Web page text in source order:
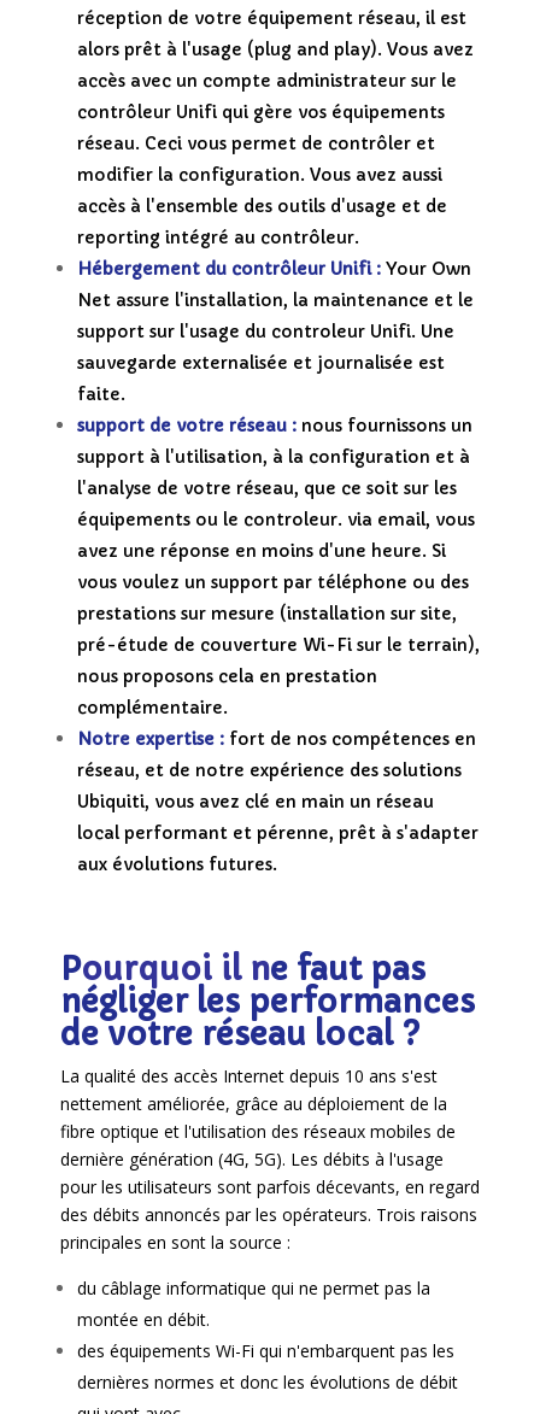
réception de votre équipement réseau, il est
alors prêt à l'usage (plug and play). Vous avez
accès avec un compte administrateur sur le
contrôleur Unifi qui gère vos équipements
réseau. Ceci vous permet de contrôler et
modifier la configuration. Vous avez aussi
accès à l'ensemble des outils d'usage et de
reporting intégré au contrôleur.
Hébergement du contrôleur Unifi : Your Own
Net assure l'installation, la maintenance et le
support sur l'usage du controleur Unifi. Une
sauvegarde externalisée et journalisée est
faite.
support de votre réseau : nous fournissons un
support à l'utilisation, à la configuration et à
l'analyse de votre réseau, que ce soit sur les
équipements ou le controleur. via email, vous
avez une réponse en moins d'une heure. Si
vous voulez un support par téléphone ou des
prestations sur mesure (installation sur site,
pré-étude de couverture Wi-Fi sur le terrain),
nous proposons cela en prestation
complémentaire.
Notre expertise : fort de nos compétences en
réseau, et de notre expérience des solutions
Ubiquiti, vous avez clé en main un réseau
local performant et pérenne, prêt à s'adapter
aux évolutions futures.
Pourquoi il ne faut pas
négliger les performances
de votre réseau local ?
La qualité des accès Internet depuis 10 ans s'est
nettement améliorée, grâce au déploiement de la
fibre optique et l'utilisation des réseaux mobiles de
dernière génération (4G, 5G). Les débits à l'usage
pour les utilisateurs sont parfois décevants, en regard
des débits annoncés par les opérateurs. Trois raisons
principales en sont la source :
du câblage informatique qui ne permet pas la
montée en débit.
des équipements Wi-Fi qui n'embarquent pas les
dernières normes et donc les évolutions de débit